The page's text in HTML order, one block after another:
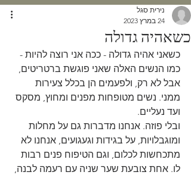
כשאהיה גדולה
נירית סגל
24 במרץ 2023
כשאני אהיה גדולה - ככה אני רוצה להיות -
כמו הנשים האלה שאני פוגשת ברטריטים,
אבל לא רק, ולפעמים הן בכלל צעירות
ממני. נשים מטופחות מפנים ומחוץ, מסקס
ועד נעליים.
ובלי פוזה. אנחנו מדברות גם על מחלות
ומוגבלויות, על בגידות וגעגועים, אנחנו לא
מתכחשות לכלום, וגם הטיפוח פנים רבות
לו. אחת צובעת שער שניה עם רעמה לבנה,